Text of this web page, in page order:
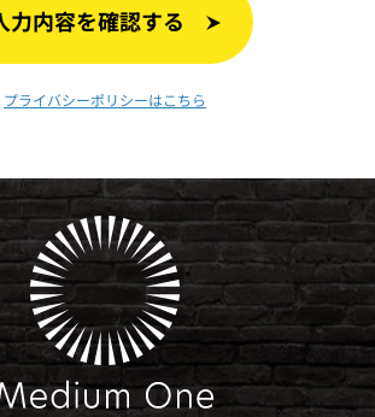
力内容を確認する
プライバシーポリシーはこちら